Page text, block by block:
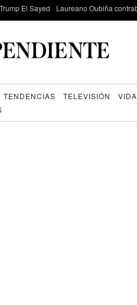
Trump El Sayed Laureano Oubiña
TENDENCIAS TELEVISIÓN